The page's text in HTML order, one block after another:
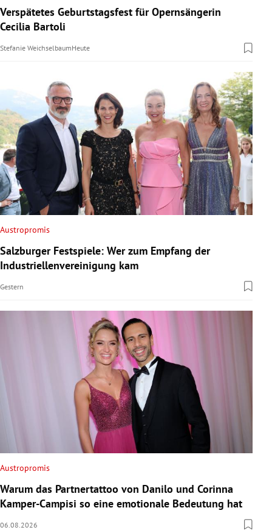
Verspätetes Geburtstagsfest für Opernsängerin
Cecilia Bartoli
Stefanie WeichselbaumHeute
Austropromis
Salzburger Festspiele: Wer zum Empfang der
Industriellenvereinigung kam
Gestern
Austropromis
Warum das Partnertattoo von Danilo und Corinna
Kamper-Campisi so eine emotionale Bedeutung hat
06.08.2026